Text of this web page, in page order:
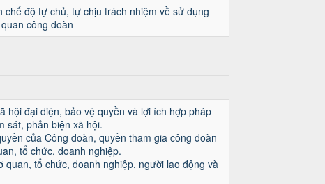
độ tự chủ, tự chịu trách nhiệm về sử dụng
công đoàn
hội đại diện, bảo vệ quyền và lợi ích hợp pháp
sát, phản biện xã hội.
của Công đoàn, quyền tham gia công đoàn
tổ chức, doanh nghiệp.
tổ chức, doanh nghiệp, người lao động và